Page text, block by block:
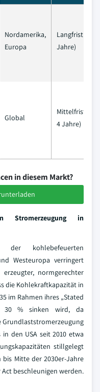
Nordamerika,
Europa
Langfristig (≥ 4
Jahre)
Global
Mittelfristig
4 Jahre)
in diesem Markt?
Stromerzeugung in
der kohlebefeuerten
Westeuropa verringert
normgerechter
die Kohlekraftkapazität in
im Rahmen ihres „Stated
30 % sinken wird, da
Grundlaststromerzeugung
in den USA seit 2010 etwa
stillgelegt
Mitte der 2030er-Jahre
beschleunigen werden.